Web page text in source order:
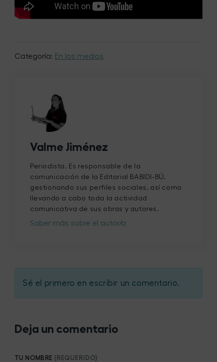
Categoría: En los medios
Valme Jiménez
Periodista. Es responsable de la
comunicación de la Editorial BABIDI-BÚ,
gestionando sus perfiles sociales, así como
llevando a cabo toda la actividad
comunicativa de sus obras y autores.
Saber más sobre el autor/a
Sé el primero en escribir un comentario.
Deja un comentario
TU NOMBRE (REQUERIDO)